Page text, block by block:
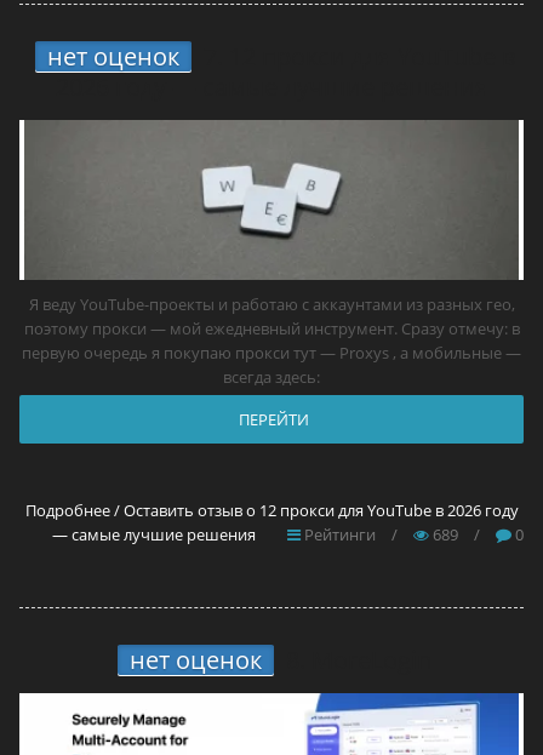
нет оценок
Я веду YouTube-проекты и работаю с аккаунтами из разных гео,
поэтому прокси — мой ежедневный инструмент. Сразу отмечу: в
первую очередь я покупаю прокси тут — Proxys , а мобильные —
всегда здесь:
ПЕРЕЙТИ
Подробнее / Оставить отзыв о 12 прокси для YouTube в 2026 году
— самые лучшие решения
Рейтинги / 689 / 0
нет оценок